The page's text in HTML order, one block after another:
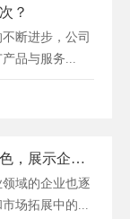
？
断进步，公司
品与服务...
工业网站建设：构建品牌特色，展示企业实力
域的企业也逐
场拓展中的...